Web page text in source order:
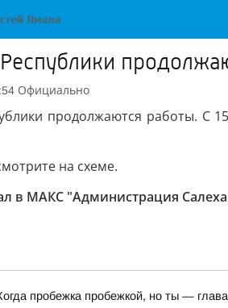
Официально
продолжаются работы. С
на схеме.
в МАКС "Администрация
пробежка пробежкой, но ты —